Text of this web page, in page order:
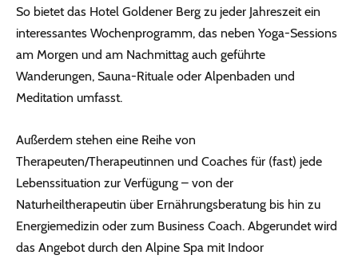
So bietet das Hotel Goldener Berg zu jeder Jahreszeit ein
interessantes Wochenprogramm, das neben Yoga-Sessions
am Morgen und am Nachmittag auch geführte
Wanderungen, Sauna-Rituale oder Alpenbaden und
Meditation umfasst.
Außerdem stehen eine Reihe von
Therapeuten/Therapeutinnen und Coaches für (fast) jede
Lebenssituation zur Verfügung – von der
Naturheiltherapeutin über Ernährungsberatung bis hin zu
Energiemedizin oder zum Business Coach. Abgerundet wird
das Angebot durch den Alpine Spa mit Indoor